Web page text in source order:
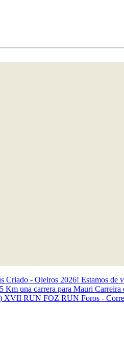
Criado - Oleiros 2026! Estamos de
Km una carrera para Mauri Carreira
XVII RUN FOZ RUN Foros -